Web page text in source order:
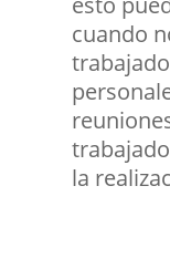
cuando
la